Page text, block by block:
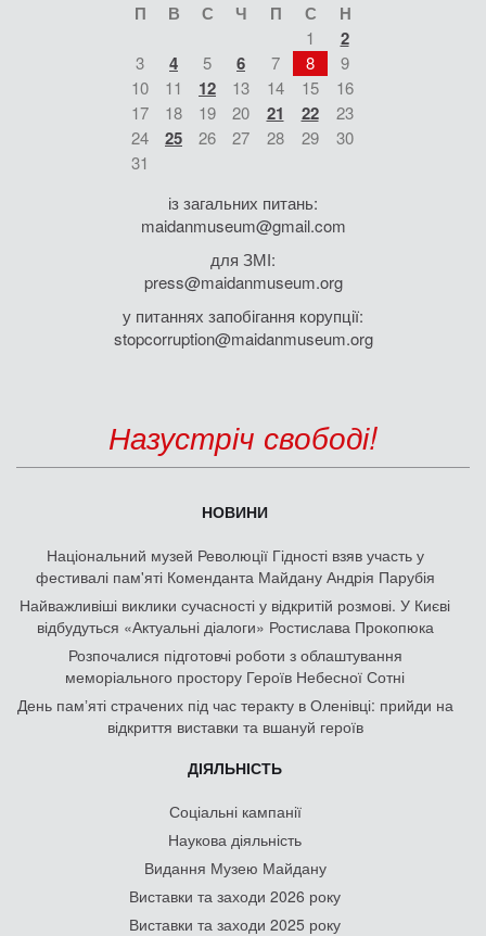
П В С Ч П С Н
1 2
3 4 5 6 7 8
9
10
11 12 13 14 15
16
17
18 19 20 21 22
23
24
25 26 27 28 29
30
31
із загальних питань:
maidanmuseum@gmail.com
для ЗМІ:
press@maidanmuseum.org
у питаннях запобігання корупції:
stopcorruption@maidanmuseum.org
Назустріч свободі!
НОВИНИ
Національний музей Революції Гідності взяв участь у
фестивалі пам'яті Коменданта Майдану Андрія Парубія
Найважливіші виклики сучасності у відкритій розмові. У Києві
відбудуться «Актуальні діалоги» Ростислава Прокопюка
Розпочалися підготовчі роботи з облаштування
меморіального простору Героїв Небесної Сотні
День памʼяті страчених під час теракту в Оленівці: прийди на
відкриття виставки та вшануй героїв
ДІЯЛЬНІСТЬ
Соціальні кампанії
Наукова діяльність
Видання Музею Майдану
Виставки та заходи 2026 року
Виставки та заходи 2025 року